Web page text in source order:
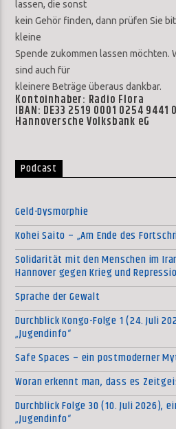
lassen, die sonst
kein Gehör finden, dann prüfen Sie
kleine
Spende zukommen lassen möchten.
sind auch für
kleinere Beträge überaus dankbar.
Kontoinhaber: Radio Flora
IBAN: DE33 2519 0001 0254 9441
Hannoversche Volksbank eG
Podcast
Geld-Dysmorphie
Kohei Saito – „Am Ende des
Solidarität mit den Menschen im
Hannover gegen Krieg und
Sprache der Gewalt
Durchblick Kongo-Folge 1 (24. Juli
„Jugendinfo“
Safe Spaces – ein postmoderner
Woran erkennt man, dass es
Durchblick Folge 30 (10. Juli 2026),
„Jugendinfo“